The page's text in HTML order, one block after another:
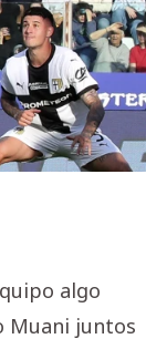
algo
Muani juntos